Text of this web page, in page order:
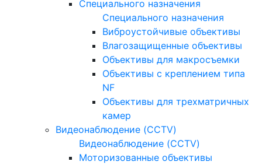
Специального назначения
Специального назначения
Виброустойчивые объективы
Влагозащищенные объективы
Объективы для макросъемки
Объективы с креплением типа
NF
Объективы для трехматричных
камер
Видеонаблюдение (CCTV)
Видеонаблюдение (CCTV)
Моторизованные объективы